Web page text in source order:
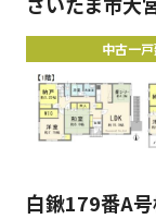
中古一
白鍬179番A